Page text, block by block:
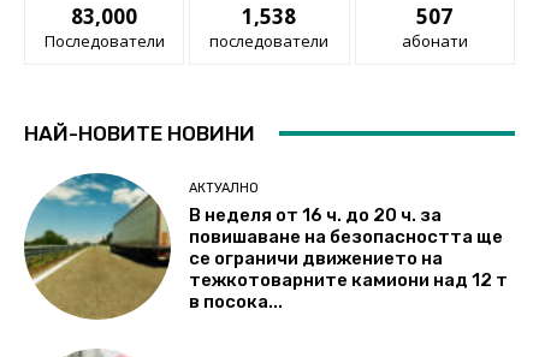
83,000
Последователи
1,538
последователи
507
абонати
НАЙ-НОВИТЕ НОВИНИ
АКТУАЛНО
В неделя от 16 ч. до 20 ч. за
повишаване на безопасността ще
се ограничи движението на
тежкотоварните камиони над 12 т
в посока...